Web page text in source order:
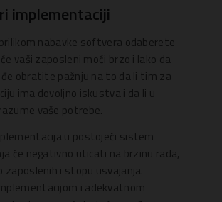
implementaciji
nabavke softvera odaberete
vaši zaposleni moći brzo i lako da
obratite pažnju na to da li tim za
ima dovoljno iskustva i da li u
vaše potrebe.
u postojeći sistem
će negativno uticati na brzinu rada,
zaposlenih i stopu usvajanja.
i adekvatnom